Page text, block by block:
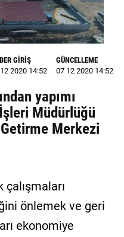
GİRİŞ
2020 14:52
GÜNCELLEME
07 12 2020 14:52
yapımı
Müdürlüğü
Getirme Merkezi
çalışmaları
önlemek ve geri
ekonomiye